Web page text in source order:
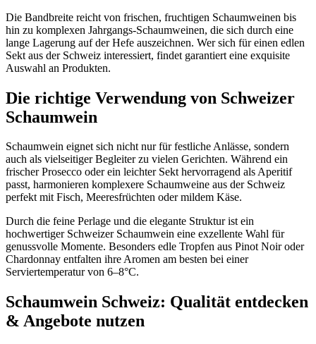
Die Bandbreite reicht von frischen, fruchtigen Schaumweinen bis
hin zu komplexen Jahrgangs-Schaumweinen, die sich durch eine
lange Lagerung auf der Hefe auszeichnen. Wer sich für einen edlen
Sekt aus der Schweiz interessiert, findet garantiert eine exquisite
Auswahl an Produkten.
Die richtige Verwendung von Schweizer
Schaumwein
Schaumwein eignet sich nicht nur für festliche Anlässe, sondern
auch als vielseitiger Begleiter zu vielen Gerichten. Während ein
frischer Prosecco oder ein leichter Sekt hervorragend als Aperitif
passt, harmonieren komplexere Schaumweine aus der Schweiz
perfekt mit Fisch, Meeresfrüchten oder mildem Käse.
Durch die feine Perlage und die elegante Struktur ist ein
hochwertiger Schweizer Schaumwein eine exzellente Wahl für
genussvolle Momente. Besonders edle Tropfen aus Pinot Noir oder
Chardonnay entfalten ihre Aromen am besten bei einer
Serviertemperatur von 6–8°C.
Schaumwein Schweiz: Qualität entdecken
& Angebote nutzen